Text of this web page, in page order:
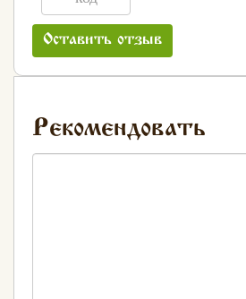
Оставить отзыв
Рекомендовать